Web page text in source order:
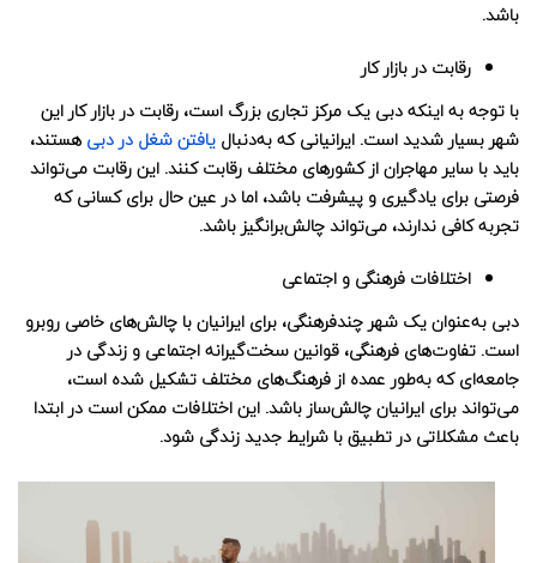
باشد.
رقابت در بازار کار
با توجه به اینکه دبی یک مرکز تجاری بزرگ است، رقابت در بازار کار این
شهر بسیار شدید است. ایرانیانی که به‌دنبال یافتن شغل در دبی هستند،
باید با سایر مهاجران از کشورهای مختلف رقابت کنند. این رقابت می‌تواند
فرصتی برای یادگیری و پیشرفت باشد، اما در عین حال برای کسانی که
تجربه کافی ندارند، می‌تواند چالش‌برانگیز باشد.
اختلافات فرهنگی و اجتماعی
دبی به‌عنوان یک شهر چندفرهنگی، برای ایرانیان با چالش‌های خاصی روبرو
است. تفاوت‌های فرهنگی، قوانین سخت‌گیرانه اجتماعی و زندگی در
جامعه‌ای که به‌طور عمده از فرهنگ‌های مختلف تشکیل شده است،
می‌تواند برای ایرانیان چالش‌ساز باشد. این اختلافات ممکن است در ابتدا
باعث مشکلاتی در تطبیق با شرایط جدید زندگی شود.